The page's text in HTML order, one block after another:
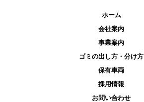
ホーム
会社案内
事業案内
ゴミの出し方・分け方
保有車両
採用情報
お問い合わせ